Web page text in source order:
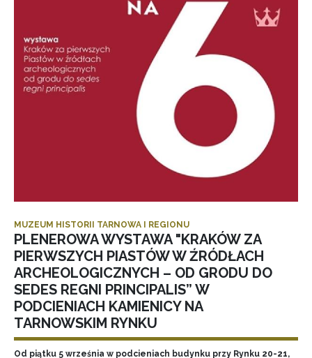
MUZEUM HISTORII TARNOWA I REGIONU
PLENEROWA WYSTAWA "KRAKÓW ZA
PIERWSZYCH PIASTÓW W ŹRÓDŁACH
ARCHEOLOGICZNYCH – OD GRODU DO
SEDES REGNI PRINCIPALIS” W
PODCIENIACH KAMIENICY NA
TARNOWSKIM RYNKU
Od piątku 5 września w podcieniach budynku przy Rynku 20-21,